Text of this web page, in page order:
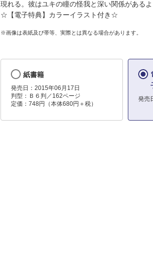
現れる。彼はユキの瞳の怪我と深い関係がある
☆【電子特典】カラーイラスト付き☆
※画像は表紙及び帯等、実際とは異なる場合があります。
紙書籍
発売日：2015年06月17日
判型：Ｂ６判／162ページ
定価：748円（本体680円＋税）
発売